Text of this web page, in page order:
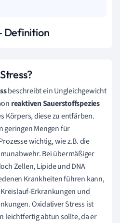
Definition
beschreibt ein Ungleichgewicht
reaktiven Sauerstoffspezies
Körpers, diese zu entfärben.
geringen Mengen für
wichtig, wie z.B. die
Bei übermäßiger
Zellen, Lipide und DNA
Krankheiten führen kann,
Erkrankungen und
Oxidativer Stress ist
leichtfertig abtun sollte, da er